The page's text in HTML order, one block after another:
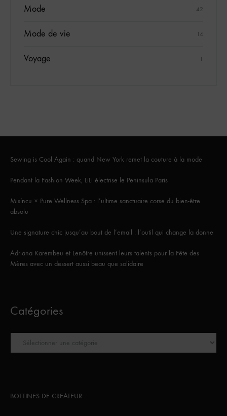
Mode 42
Mode de vie 14
Voyage 1
Sewing is Cool Again : quand New York remet la couture à la mode
Pendant la Fashion Week, LiLi électrise le Peninsula Paris
Misíncu × Pure Wellness Spa : l’ultime sanctuaire corse du bien-être
absolu
Une signature chic jusqu’au bout de l’email : l’outil qui change la donne
Adriana Karembeu et Lenôtre unissent leurs talents pour la Fête des
Mères avec un dessert aussi beau que solidaire
Catégories
BOTTINES DE CREATEUR